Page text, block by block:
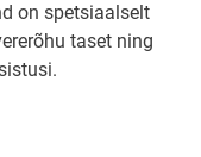
on spetsiaalselt
taset ning